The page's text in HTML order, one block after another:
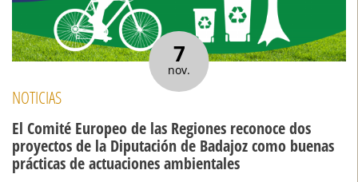
7
nov.
NOTICIAS
El Comité Europeo de las Regiones reconoce dos
proyectos de la Diputación de Badajoz como buenas
prácticas de actuaciones ambientales